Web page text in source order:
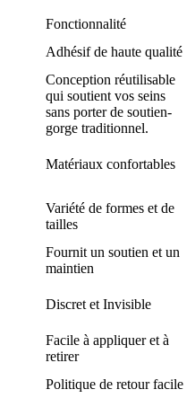
Fonctionnalité
Adhésif de haute qualité
Conception réutilisable
qui soutient vos seins
sans porter de soutien-
gorge traditionnel.
Matériaux confortables
Variété de formes et de
tailles
Fournit un soutien et un
maintien
Discret et Invisible
Facile à appliquer et à
retirer
Politique de retour facile